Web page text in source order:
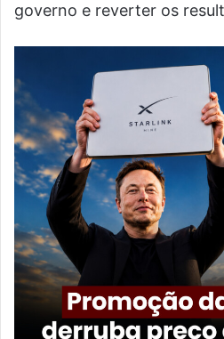
governo e reverter os